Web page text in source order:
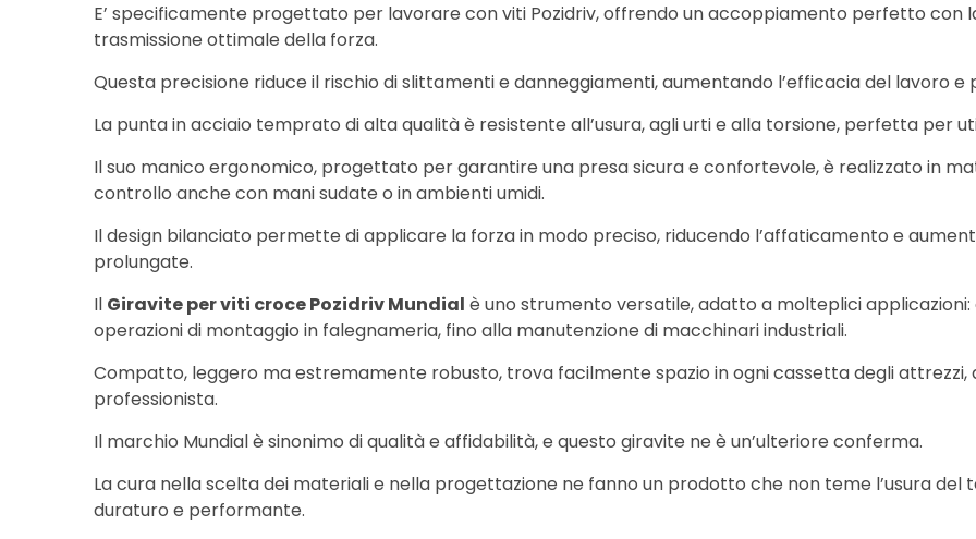
E’ specificamente progettato per lavorare con viti Pozidriv, offrendo un accoppiamento perfetto con
trasmissione ottimale della forza.
Questa precisione riduce il rischio di slittamenti e danneggiamenti, aumentando l’efficacia del lavoro
La punta in acciaio temprato di alta qualità è resistente all’usura, agli urti e alla torsione, perfetta per
Il suo manico ergonomico, progettato per garantire una presa sicura e confortevole, è realizzato in
controllo anche con mani sudate o in ambienti umidi.
Il design bilanciato permette di applicare la forza in modo preciso, riducendo l’affaticamento e
prolungate.
Il Giravite per viti croce Pozidriv Mundial è uno strumento versatile, adatto a molteplici
operazioni di montaggio in falegnameria, fino alla manutenzione di macchinari industriali.
Compatto, leggero ma estremamente robusto, trova facilmente spazio in ogni cassetta degli attrezzi,
professionista.
Il marchio Mundial è sinonimo di qualità e affidabilità, e questo giravite ne è un’ulteriore conferma.
La cura nella scelta dei materiali e nella progettazione ne fanno un prodotto che non teme l’usura
duraturo e performante.